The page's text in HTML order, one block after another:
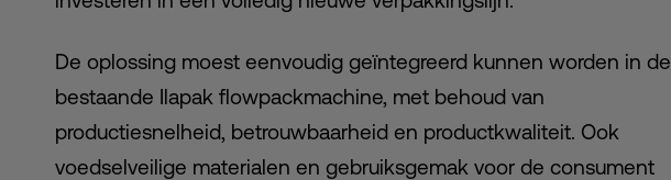
De oplossing moest eenvoudig geïntegreerd kunnen worden in de
bestaande Ilapak flowpackmachine, met behoud van
productiesnelheid, betrouwbaarheid en productkwaliteit. Ook
voedselveilige materialen en gebruiksgemak voor de consument